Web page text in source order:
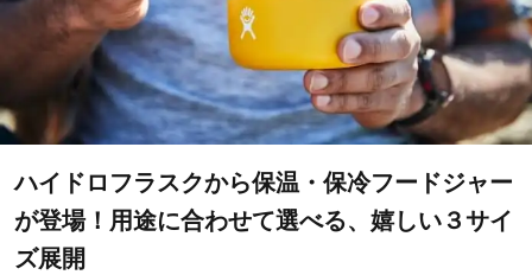
ハイドロフラスクから保温・保冷フードジャー
が登場！用途に合わせて選べる、嬉しい３サイ
ズ展開